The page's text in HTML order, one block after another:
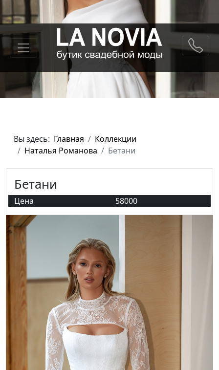
Вы здесь: Главная
Коллекции
Наталья Романова
Бетани
Бетани
Цена 58000